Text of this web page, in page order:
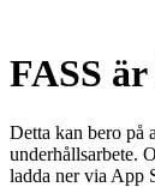
FASS
Detta kan bero på
underhållsarbete.
ladda ner via App